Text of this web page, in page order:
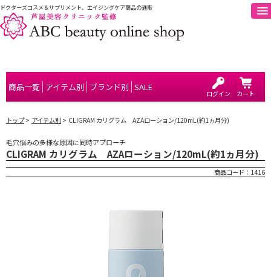
ドクターズコスメ＆サプリメント、エイジングケア商品の通販
商品一覧 アイテム別 ブランド別 SALE
ログイン カート
トップ アイテム別 CLIGRAM カリグラム AZAローション/120mL(約1ヵ月分)
毛穴悩みの多様な原因に同時アプローチ
CLIGRAM カリグラム AZAローション/120mL(約1ヵ月分)
商品コード： 1416